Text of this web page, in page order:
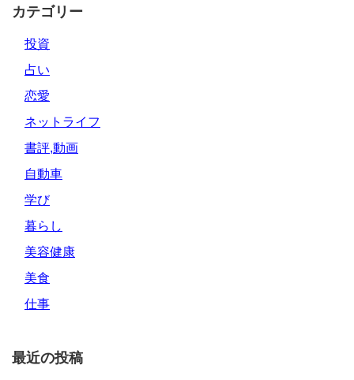
カテゴリー
投資
占い
恋愛
ネットライフ
書評,動画
自動車
学び
暮らし
美容健康
美食
仕事
最近の投稿